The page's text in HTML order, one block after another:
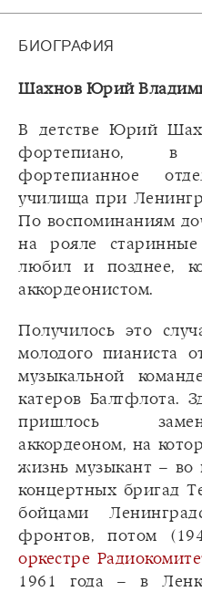
БИОГРАФИЯ
Шахнов Юрий
В детстве Юрий
фортепиано, в
фортепианное
училища при
По воспоминаниям
на рояле
любил и позднее,
аккордеонистом.
Получилось это
молодого пианиста
музыкальной
катеров Балтфлота.
пришлось
аккордеоном, на
жизнь музыкант – во
концертных бригад
бойцами
фронтов, потом
оркестре
1961 года – в